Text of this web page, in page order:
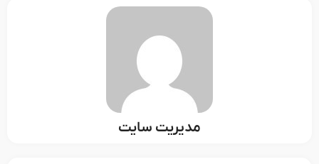
مدیریت سایت